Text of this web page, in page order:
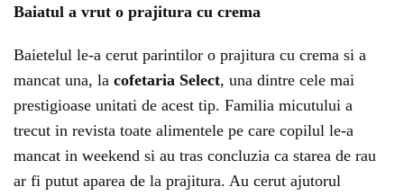
Baiatul a vrut o prajitura cu crema
Baietelul le-a cerut parintilor o prajitura cu crema si a
mancat una, la cofetaria Select, una dintre cele mai
prestigioase unitati de acest tip. Familia micutului a
trecut in revista toate alimentele pe care copilul le-a
mancat in weekend si au tras concluzia ca starea de rau
ar fi putut aparea de la prajitura. Au cerut ajutorul